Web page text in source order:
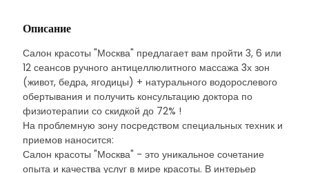
Описание
Салон красоты "Москва" предлагает вам пройти 3, 6 или
12 сеансов ручного антицеллюлитного массажа 3х зон
(живот, бедра, ягодицы) + натурального водорослевого
обертывания и получить консультацию доктора по
физиотерапии со скидкой до 72% !
На проблемную зону посредством специальных техник и
приемов наносится:
Салон красоты "Москва" - это уникальное сочетание
опыта и качества услуг в мире красоты. В интерьер